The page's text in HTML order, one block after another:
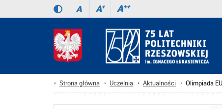
A A+ A++
Strona główna Uczelnia Aktualności Olimpiada